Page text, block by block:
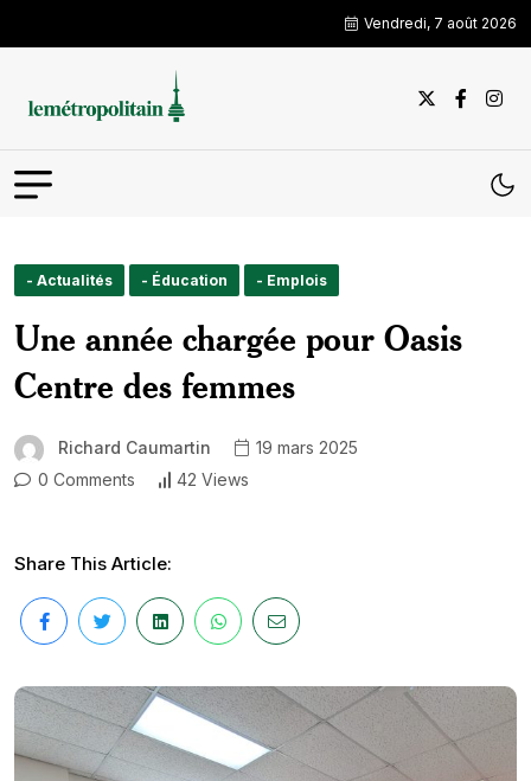
Vendredi, 7 août 2026
- Actualités - Éducation - Emplois
Une année chargée pour Oasis
Centre des femmes
Richard Caumartin
19 mars 2025
0 Comments
42 Views
Share This Article: